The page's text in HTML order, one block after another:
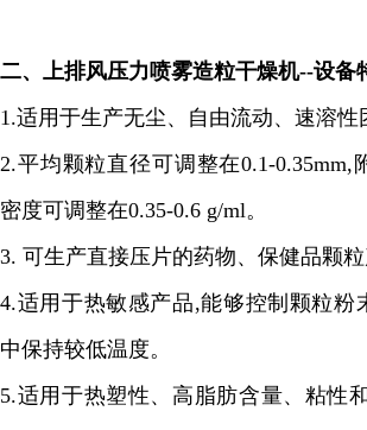
二、 上排风压力喷雾造粒干燥机--设备
1.适用于生产无尘、自由流动、速溶性
2.平均颗粒直径可调整在0.1-0.35mm,
密度可调整在0.35-0.6 g/ml。
3. 可生产直接压片的药物、保健品颗粒
4.适用于热敏感产品,能够控制颗粒粉
中保持较低温度。
5.适用于热塑性、高脂肪含量、粘性